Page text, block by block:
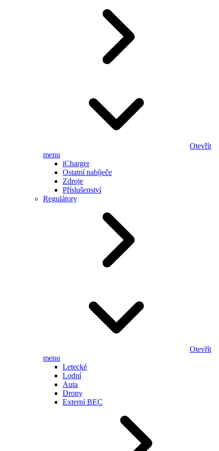
Otevřít
menu
iCharger
Ostatní nabíječe
Zdroje
Příslušenství
Regulátory
Otevřít
menu
Letecké
Lodní
Auta
Drony
Externí BEC